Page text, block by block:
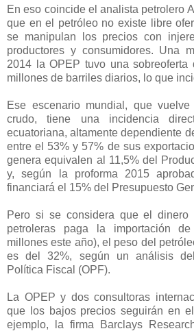
En eso coincide el analista petrolero
que en el petróleo no existe libre
se manipulan los precios con
productores y consumidores. Una
2014 la OPEP tuvo una sobreoferta
millones de barriles diarios, lo que
Ese escenario mundial, que
crudo, tiene una incidencia
ecuatoriana, altamente dependiente
entre el 53% y 57% de sus
genera equivalen al 11,5% del
y, según la proforma 2015
financiará el 15% del Presupuesto
Pero si se considera que el dinero
petroleras paga la importación
millones este año), el peso del
es del 32%, según un análisis
Política Fiscal (OPF).
La OPEP y dos consultoras
que los bajos precios seguirán en
ejemplo, la firma Barclays